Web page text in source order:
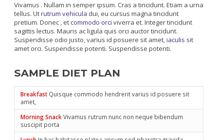
Vivamus . Nullam in semper ipsum. Cras a tincidunt. Etiam a urna
tellus. Utrutrum vehicula dui, eu cursus magna tincidunt
pretium. Donec , etcommodo orci viverra et. Integer tincidunt
sagittis lectus. Mauris ac ligula quis orci auctor tincidunt.
Suspendisse odio justo, varius id posuere sit amet,iaculis sit
amet orci. Suspendisse potenti. Suspendisse potenti.
SAMPLE DIET PLAN
Breakfast Quisque commodo hendrerit varius id posuere sit
amet,
Morning Snack Vivamus rutrum nunc non neque bibendum
suscipit porta